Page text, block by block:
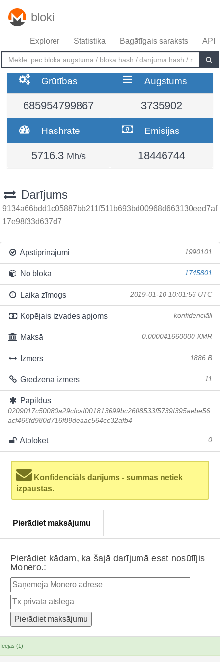
bloki
Explorer Statistika Bagātīgais saraksts API
Grūtības
685954799867
Augstums
3735902
Hashrate
5716.3 Mh/s
Emisijas
18446744
Darījums
9134a66bdd1c05887bb211f511b693bd00968d663130eed7af
17e98f33d637d7
Apstiprinājumi 1990101
No bloka 1745801
Laika zīmogs 2019-01-10 10:01:56 UTC
Kopējais izvades apjoms konfidenciāli
Maksā 0.000041660000 XMR
Izmērs 1886 B
Gredzena izmērs 11
Papildus
0209017c50080a29cfcaf001813699bc2608533f5739f395aebe56
acf466fd980d716f89deaac564ce32afb4
Atbloķēt 0
Konfidenciāls darījums - summas netiek
izpaustas.
Pierādiet maksājumu
Pierādiet kādam, ka šajā darījumā esat nosūtījis
Monero.:
Ieejas (1)